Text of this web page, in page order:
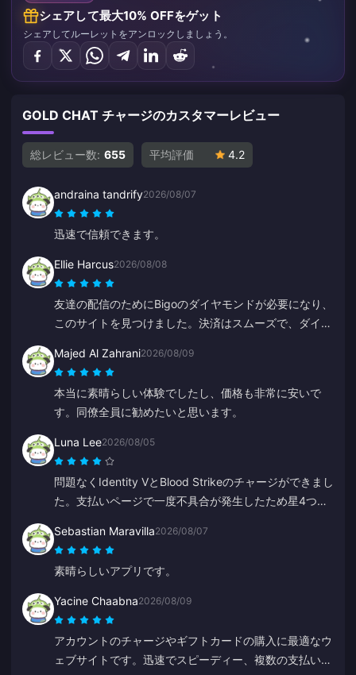
シェアして最大10% OFFをゲット
シェアしてルーレットをアンロックしましょう。
GOLD CHAT チャージのカスタマーレビュー
総レビュー数: 655 平均評価 4.2
andraina tandrify2026/08/07
迅速で信頼できます。
Ellie Harcus2026/08/08
友達の配信のためにBigoのダイヤモンドが必要になり、
このサイトを見つけました。決済はスムーズで、ダイヤ
Majed Al Zahrani2026/08/09
本当に素晴らしい体験でしたし、価格も非常に安いで
す。同僚全員に勧めたいと思います。
Luna Lee2026/08/05
問題なくIdentity VとBlood Strikeのチャージができまし
た。支払いページで一度不具合が発生したため星4つに
価格も安く、ゲームの品揃えも素晴らしいです！
Sebastian Maravilla2026/08/07
素晴らしいアプリです。
Yacine Chaabna2026/08/09
アカウントのチャージやギフトカードの購入に最適なウ
ェブサイトです。迅速でスピーディー、複数の支払い方